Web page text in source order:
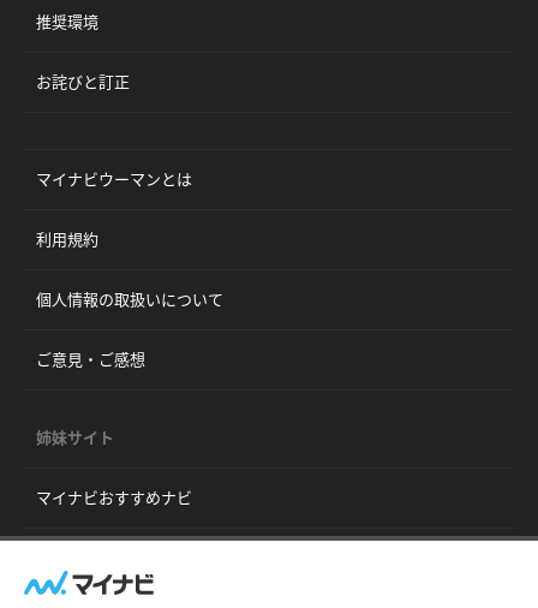
推奨環境
お詫びと訂正
マイナビウーマンとは
利用規約
個人情報の取扱いについて
ご意見・ご感想
姉妹サイト
マイナビおすすめナビ